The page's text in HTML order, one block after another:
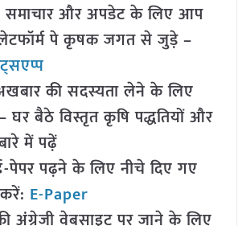
समाचार और अपडेट के लिए आप
पे कृषक जगत से जुड़े –
की सदस्यता लेने के लिए
घर बैठे विस्तृत कृषि पद्धतियों और
में पढ़ें
पढ़ने के लिए नीचे दिए गए
E-Paper